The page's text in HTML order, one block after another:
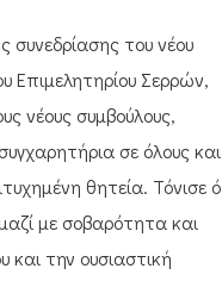
συνεδρίασης του νέου
Επιμελητηρίου Σερρών,
νέους συμβούλους,
σε όλους και
θητεία. Τόνισε
με σοβαρότητα και
την ουσιαστική